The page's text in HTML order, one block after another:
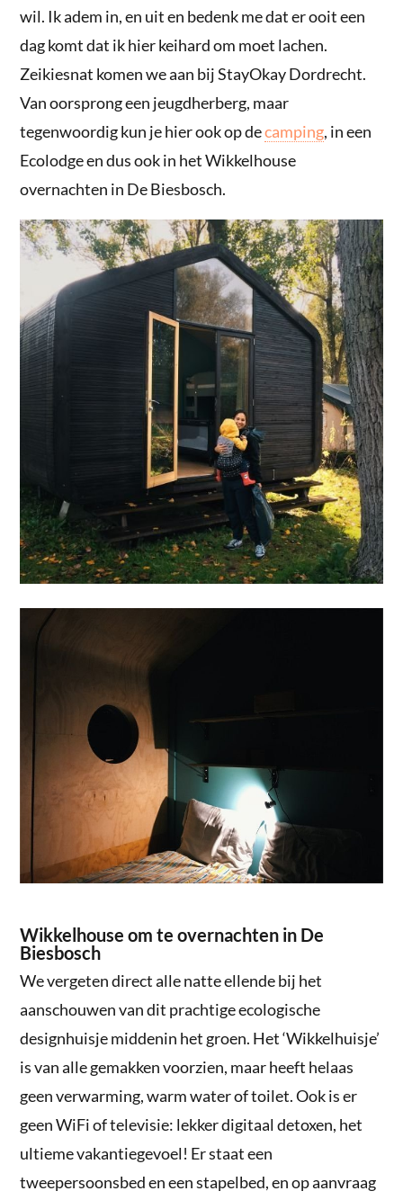
wil. Ik adem in, en uit en bedenk me dat er ooit een
dag komt dat ik hier keihard om moet lachen.
Zeikiesnat komen we aan bij StayOkay Dordrecht.
Van oorsprong een jeugdherberg, maar
tegenwoordig kun je hier ook op decamping, in een
Ecolodge en dus ook in het Wikkelhouse
overnachten in De Biesbosch.
Wikkelhouse om te overnachten in De
Biesbosch
We vergeten direct alle natte ellende bij het
aanschouwen van dit prachtige ecologische
designhuisje middenin het groen. Het ‘Wikkelhuisje’
is van alle gemakken voorzien, maar heeft helaas
geen verwarming, warm water of toilet. Ook is er
geen WiFi of televisie: lekker digitaal detoxen, het
ultieme vakantiegevoel! Er staat een
tweepersoonsbed en een stapelbed, en op aanvraag